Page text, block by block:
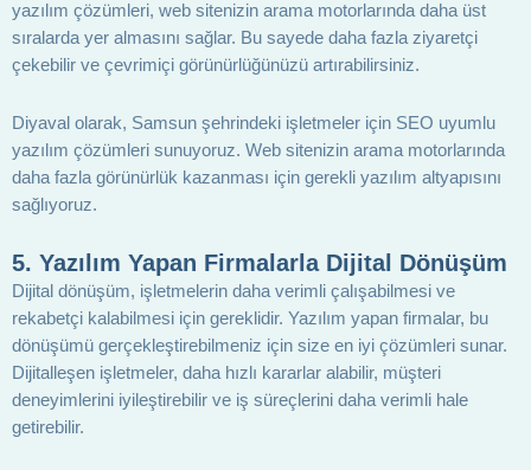
yazılım çözümleri, web sitenizin arama motorlarında daha üst
sıralarda yer almasını sağlar. Bu sayede daha fazla ziyaretçi
çekebilir ve çevrimiçi görünürlüğünüzü artırabilirsiniz.
Diyaval olarak, Samsun şehrindeki işletmeler için SEO uyumlu
yazılım çözümleri sunuyoruz. Web sitenizin arama motorlarında
daha fazla görünürlük kazanması için gerekli yazılım altyapısını
sağlıyoruz.
5. Yazılım Yapan Firmalarla Dijital Dönüşüm
Dijital dönüşüm, işletmelerin daha verimli çalışabilmesi ve
rekabetçi kalabilmesi için gereklidir. Yazılım yapan firmalar, bu
dönüşümü gerçekleştirebilmeniz için size en iyi çözümleri sunar.
Dijitalleşen işletmeler, daha hızlı kararlar alabilir, müşteri
deneyimlerini iyileştirebilir ve iş süreçlerini daha verimli hale
getirebilir.